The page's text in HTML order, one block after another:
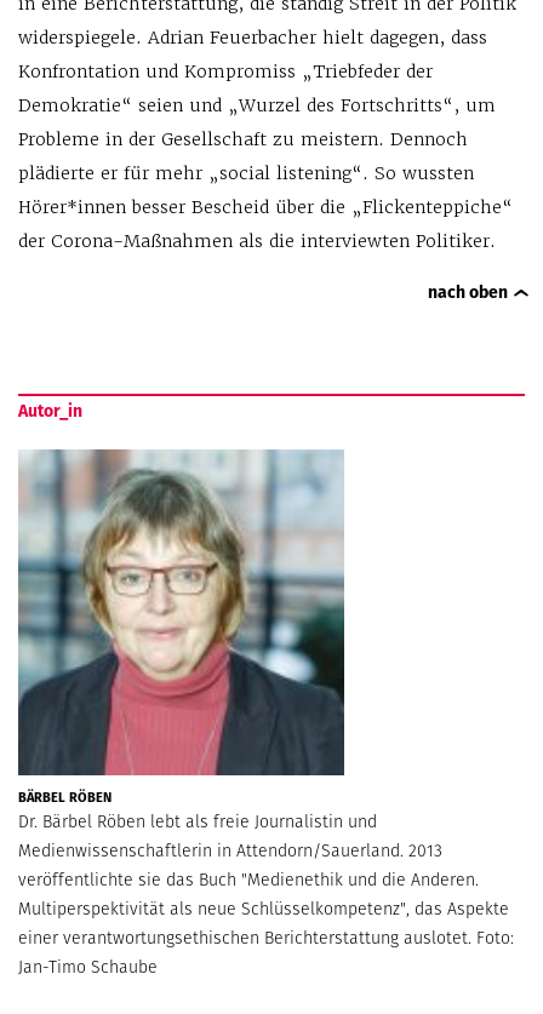
widerspiegele. Adrian Feuerbacher hielt dagegen, dass
Konfrontation und Kompromiss „Triebfeder der
Demokratie“ seien und „Wurzel des Fortschritts“, um
Probleme in der Gesellschaft zu meistern. Dennoch
plädierte er für mehr „social listening“. So wussten
Hörer*innen besser Bescheid über die „Flickenteppiche“
der Corona-Maßnahmen als die interviewten Politiker.
nach oben
Autor_in
BÄRBEL RÖBEN
Dr. Bärbel Röben lebt als freie Journalistin und
Medienwissenschaftlerin in Attendorn/Sauerland. 2013
veröffentlichte sie das Buch "Medienethik und die Anderen.
Multiperspektivität als neue Schlüsselkompetenz", das Aspekte
einer verantwortungsethischen Berichterstattung auslotet. Foto:
Jan-Timo Schaube